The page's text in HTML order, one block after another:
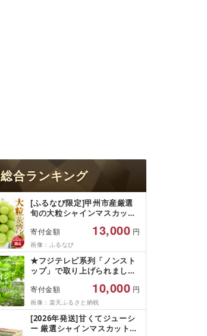
総合ランキング
[ふるなび限定]甲州市産厳選
旬の大粒シャインマスカット
(MG)B12-472 FN-Limited-
VO シャインマスカット フル
ーツ
寄付金額 13,000 円
画像：ふるなび
★フジテレビ系列「ノンスト
ップ」で取り上げられました!
ルプス市産シャインマスカッ
ト1.2kg以上(2〜3房)ふるさと
納税 おすすめ 山梨県 南アル
プス市 送料無料 AL
寄付金額 10,000 円
画像：楽天ふるさと納税
[2026年発送]甘くてジューシ
ー 厳選シャインマスカット